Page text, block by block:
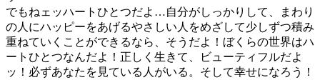
でもねェッハートひとつだよ…自分がしっかりして、まわり
の人にハッピーをあげるやさしい人をめざして少しずつ積み
重ねていくことができるなら、そうだよ！ぼくらの世界はハ
ートひとつなんだよ！正しく生きて、ビューティフルだよ
ッ！必ずあなたを見ている人がいる。そして幸せになろう！